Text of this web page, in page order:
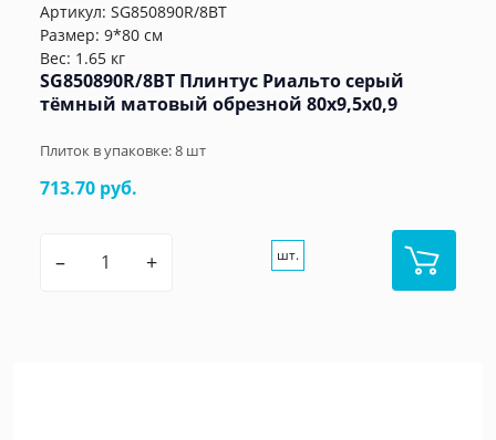
Артикул: SG850890R/8BT
Размер: 9*80 см
Вес: 1.65 кг
SG850890R/8BT Плинтус Риальто серый
тёмный матовый обрезной 80x9,5x0,9
Плиток в упаковке:8 шт
713.70 руб.
– + шт.